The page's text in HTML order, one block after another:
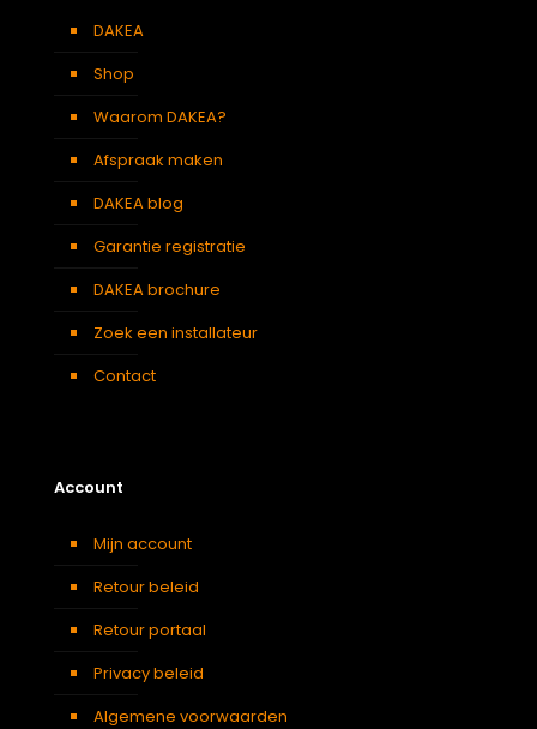
DAKEA
Shop
Waarom DAKEA?
Afspraak maken
DAKEA blog
Garantie registratie
DAKEA brochure
Zoek een installateur
Contact
Account
Mijn account
Retour beleid
Retour portaal
Privacy beleid
Algemene voorwaarden